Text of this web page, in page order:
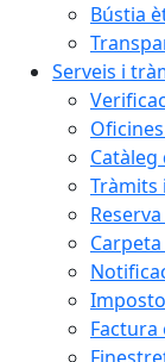
Bústia
Serveis i
Catàleg
Tràmits
Factura